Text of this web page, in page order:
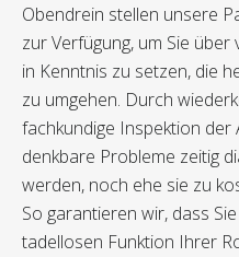
Obendrein stellen unsere
zur Verfügung, um Sie
in Kenntnis zu setzen, die
zu umgehen. Durch
fachkundige Inspektion der
denkbare Probleme zeitig
werden, noch ehe sie zu
So garantieren wir, dass
tadellosen Funktion Ihrer